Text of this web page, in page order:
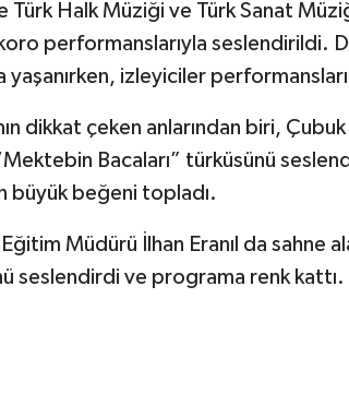
Türk Halk Müziği ve Türk Sanat
performanslarıyla seslendirildi.
yaşanırken, izleyiciler
dikkat çeken anlarından biri, Çubuk
Bacaları” türküsünü
büyük beğeni topladı.
Eğitim Müdürü İlhan Eranıl da sahne
seslendirdi ve programa renk kattı.